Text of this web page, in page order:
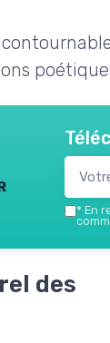
* En
des